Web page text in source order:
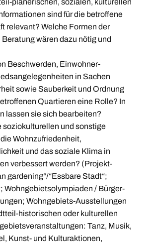
planerischen, sozialen, kulturellen
sind für die betroffene
relevant? Welche Formen der
wären dazu nötig und
Beschwerden, Einwohner-
in Sachen
sowie Sauberkeit und Ordnung
Quartieren eine Rolle? In
lassen sie sich bearbeiten?
soziokulturellen und sonstige
Wohnzufriedenheit,
und das soziale Klima in
verbessert werden? (Projekt-
gardening“/“Essbare Stadt“;
Wohngebietsolympiaden / Bürger-
Wohngebiets-Ausstellungen
historischen oder kulturellen
Tanz, Musik,
Kunst- und Kulturaktionen,